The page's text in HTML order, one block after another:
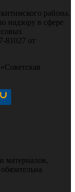
района.
надзору в сфере
81027 от
материалов,